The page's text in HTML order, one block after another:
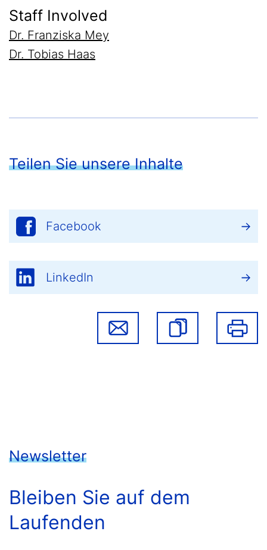
Staff Involved
Dr. Franziska Mey
Dr. Tobias Haas
Teilen Sie unsere Inhalte
Facebook
LinkedIn
Newsletter
Bleiben Sie auf dem
Laufenden